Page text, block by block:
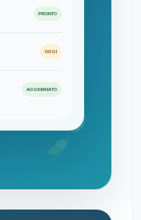
PRONTO
OGGI
AGGIORNATO